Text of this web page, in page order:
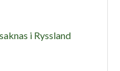
i Ryssland